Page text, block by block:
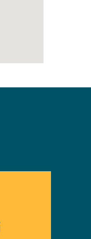
Vai alla pagina della